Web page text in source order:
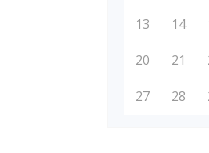
13 14
20 21
27 28